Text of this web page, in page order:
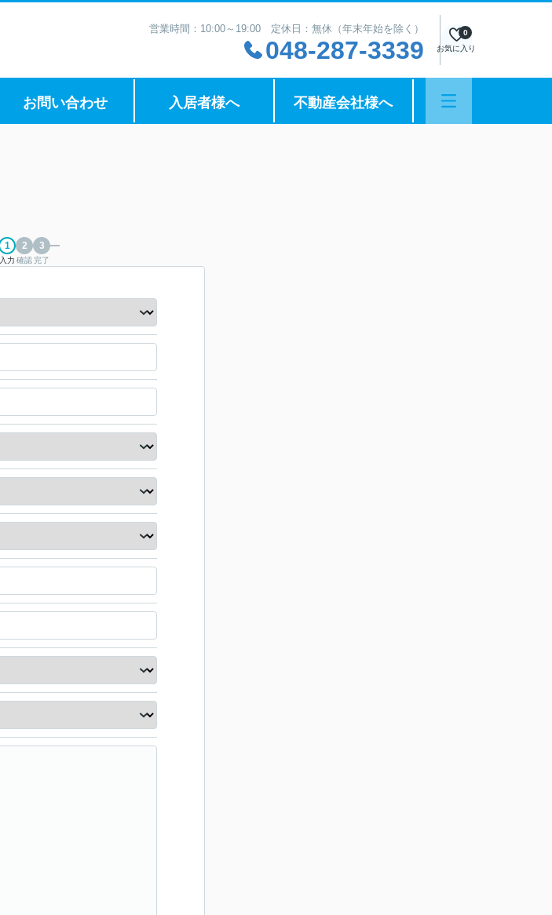
営業時間：10:00～19:00 定休日：無休（年末年始を除く）
048-287-3339 お気に入り
0
お問い合わせ 入居者様へ 不動産会社様へ
入力 確認完了